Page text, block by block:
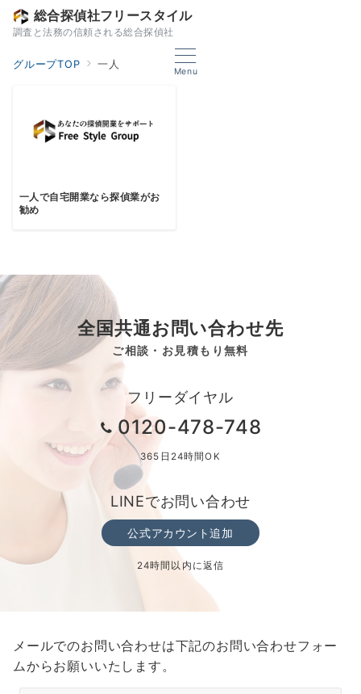
総合探偵社フリースタイル
調査と法務の信頼される総合探偵社
Menu
グループTOP 一人
一人で自宅開業なら探偵業がお
勧め
全国共通お問い合わせ先
ご相談・お見積もり無料
フリーダイヤル
0120-478-748
365日24時間OK
LINEでお問い合わせ
公式アカウント追加
24時間以内に返信
メールでのお問い合わせは下記のお問い合わせフォー
ムからお願いいたします。